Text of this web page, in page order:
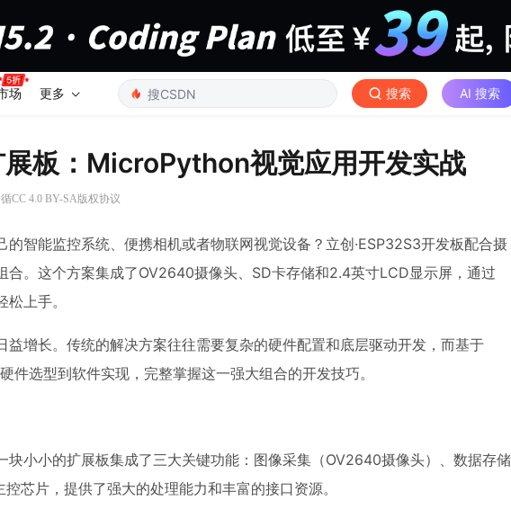
场 更多 搜索 AI 搜索
板：MicroPython视觉应用开发实战
CC 4.0 BY-SA版权协议
智能监控系统、便携相机或者物联网视觉设备？立创·ESP32S3开发板配合摄
。这个方案集成了OV2640摄像头、SD卡存储和2.4英寸LCD显示屏，通过
上手。
增长。传统的解决方案往往需要复杂的硬件配置和底层驱动开发，而基于
选型到软件实现，完整掌握这一强大组合的开发技巧。
块小小的扩展板集成了三大关键功能：图像采集（OV2640摄像头）、数据存储
芯片，提供了强大的处理能力和丰富的接口资源。